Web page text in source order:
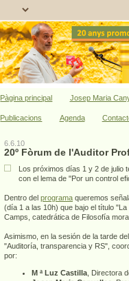
Pàgina principal Josep Maria
Publicacions Agenda
6.6.10
20º Fòrum de l'Auditor
Los próximos días 1 y 2 de julio
con el lema de "Por un control
Dentro del programa queremos
(día 1 a las 10h) que bajo el título
Camps, catedrática de Filosofía
Asimismo, en la sesión de la tarde
"Auditoría, transparencia y RS",
por:
M ª Luz Castilla , Directora